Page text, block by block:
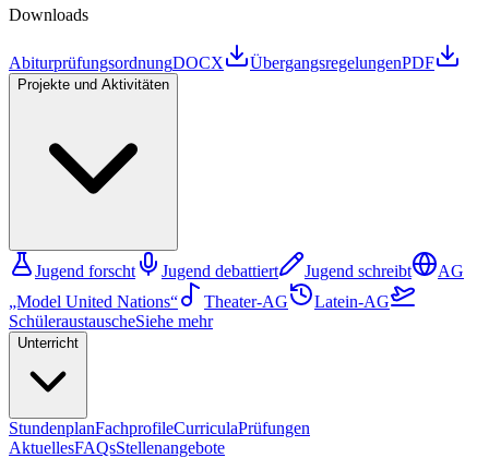
Downloads
AbiturprüfungsordnungDOCX ÜbergangsregelungenPDF
Projekte und Aktivitäten
Jugend forscht Jugend debattiert Jugend schreibt
AG
„Model United Nations“
Theater-AG
Latein-AG
SchüleraustauscheSiehe mehr
Unterricht
StundenplanFachprofileCurriculaPrüfungen
AktuellesFAQsStellenangebote